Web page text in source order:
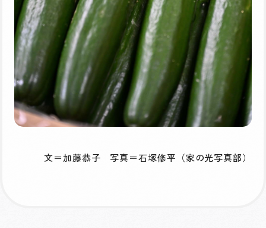
文＝加藤恭子 写真＝石塚修平（家の光写真部）